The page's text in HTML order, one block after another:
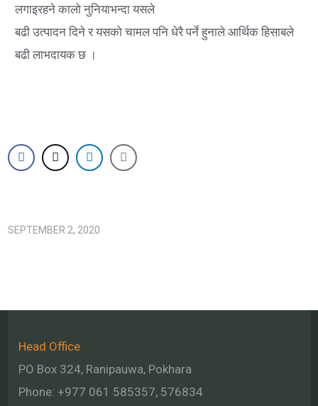
लगाइरहने कालो नुनियाभन्दा यसले
बढी उत्पादन दिने र यसको चामल पनि धेरै पर्ने हुनाले आर्थिक हिसाबले
बढी लाभदायक छ ।
SEPTEMBER 2, 2020
Head Office
PO Box 324, Ranipauwa, Pokhara
Phone: +977 061 585357, 576834